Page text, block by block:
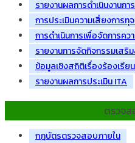
รายงานผลการดำเนินงานก
การประเมินความเสี่ยงการ
การดำเนินการเพื่อจัดการค
รายงานการจัดกิจกรรมเส
ข้อมูลเชิงสถิติเรื่องร้องเรี
รายงานผลการประเมิน ITA
ตรวจส
กฎบัตรตรวจสอบภายใน